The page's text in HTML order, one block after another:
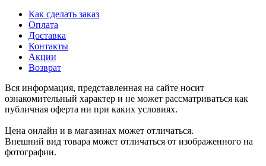
Как сделать заказ
Оплата
Доставка
Контакты
Акции
Возврат
Вся информация, представленная на сайте носит
ознакомительный характер и не может рассматриваться как
публичная оферта ни при каких условиях.
Цена онлайн и в магазинах может отличаться.
Внешний вид товара может отличаться от изображенного на
фотографии.